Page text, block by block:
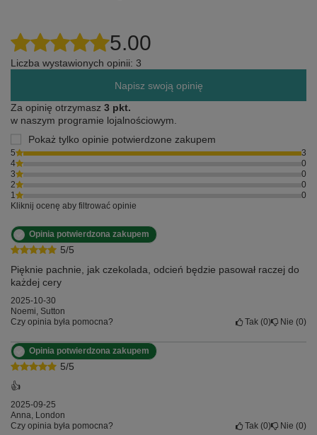
5.00
Liczba wystawionych opinii: 3
Napisz swoją opinię
Za opinię otrzymasz 3 pkt.
w naszym programie lojalnościowym.
Pokaż tylko opinie potwierdzone zakupem
5
3
4
0
3
0
2
0
1
0
Kliknij ocenę aby filtrować opinie
5/5
Opinia potwierdzona zakupem
Pięknie pachnie, jak czekolada, odcień będzie pasował raczej do
każdej cery
2025-10-30
Noemi, Sutton
Czy opinia była pomocna?
Tak 0 Nie 0
5/5
Opinia potwierdzona zakupem
👍
2025-09-25
Anna, London
Czy opinia była pomocna?
Tak 0 Nie 0